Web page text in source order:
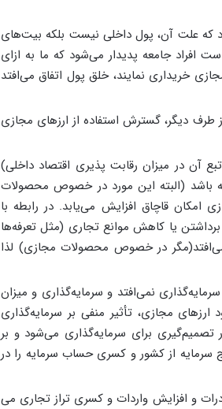
که علت آن، پول داخلی نیست بلکه بیت­‌های
افراد جامعه پدیدار می­‌شود که ما به ازای
خریداری نمایند، خلق پول اتفاق می­‌افتد
طرف دیگر، گسترش استفاده از ارزهای مجازی
آن در میزان رقابت پذیری اقتصاد داخلی)
باشد (البته این مورد در خصوص محصولات
امکان قاچاق افزایش می­‌یابد. در رابطه با
برداشتن یا کاهش موانع تجاری (مثل تعرفه­‌ها
در خصوص محصولات مجازی) لذا
نمی­‌افتد و سرمایه­‌گذاری و میزان
مجازی، تأثیر منفی بر سرمایه­‌گذاری
برای سرمایه­‌گذاری می‌­شود و بر
سرمایه از کشور و کسری حساب سرمایه را در
و افزایش واردات و کسری تراز تجاری می­‌